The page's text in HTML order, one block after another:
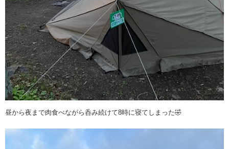
昼から夜まで肉食べながら呑み続けて8時に寝てしまった🤣